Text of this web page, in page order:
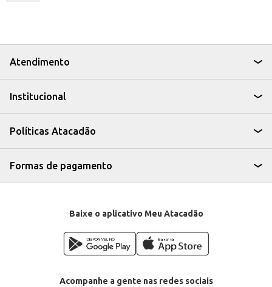
Mantenha água fresca e limpa sempre disponível.
Considere o uso diário para garantir uma dieta equilibrada para seu gato.
O alimento Bast Cat Carne é uma escolha prática para manter seu gato
Atendimento
Institucional
Políticas Atacadão
Formas de pagamento
Baixe o aplicativo Meu Atacadão
Acompanhe a gente nas redes sociais